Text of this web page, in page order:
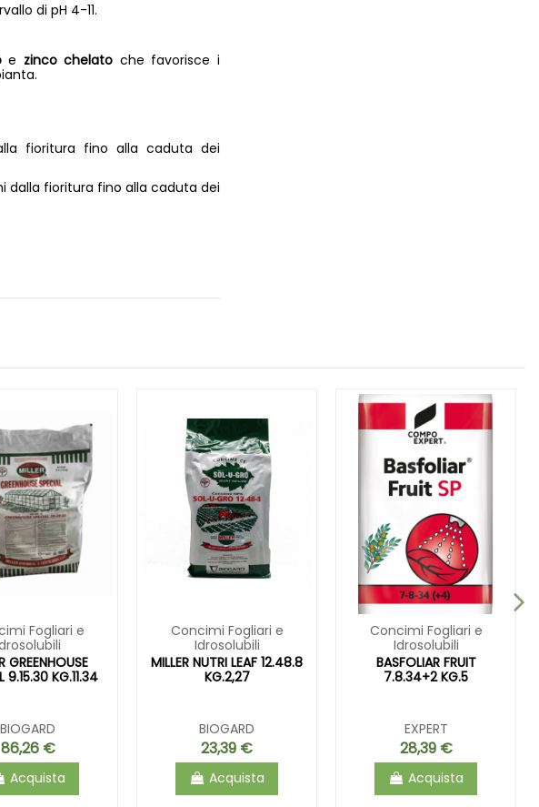
di pH 4-11.
e zinco chelato che favorisce i
fioritura fino alla caduta dei
dalla fioritura fino alla caduta dei
Fogliari e
GREENHOUSE
9.15.30 KG.11.34
BIOGARD
86,26 €
Acquista
Concimi Fogliari e
Idrosolubili
MILLER NUTRI LEAF 12.48.8
KG.2,27
BIOGARD
23,39 €
Acquista
Concimi Fogliari e
Idrosolubili
BASFOLIAR FRUIT
7.8.34+2 KG.5
EXPERT
28,39 €
Acquista